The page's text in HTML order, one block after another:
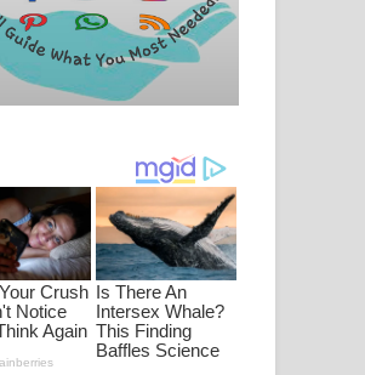
Obamai Mage Adare Song Lyrics -
ඔබමයි මගේ ආදරේ ගීතයේ පද පෙළ
ගීතයේ පද පෙළ
Ankeliya Song Lyrics - අංකෙළිය ගීතයේ
පද පෙළ
DEAR GOD Song Lyrics - ඩියර් ගෝඩ්